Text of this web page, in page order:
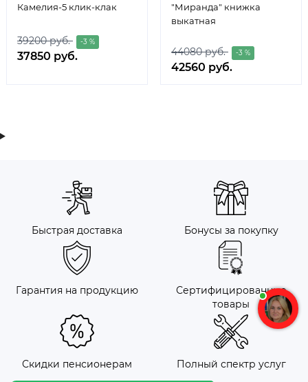
Камелия-5 клик-клак
39200 руб. -3 %
37850 руб.
"Миранда" книжка
выкатная
44080 руб. -3 %
42560 руб.
Быстрая доставка Бонусы за покупку
Гарантия на продукцию
Сертифицированные
товары
Скидки пенсионерам Полный спектр услуг